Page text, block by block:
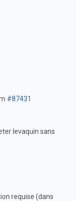
#87431
levaquin sans
requise (dans